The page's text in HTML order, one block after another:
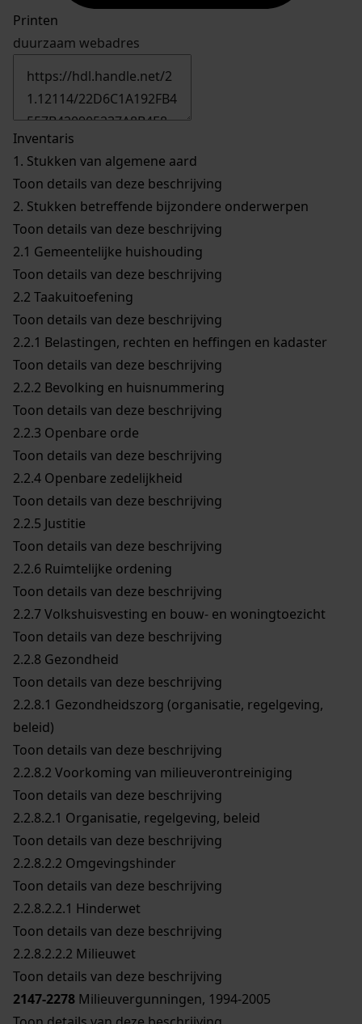
Printen
duurzaam webadres
Inventaris
1. Stukken van algemene aard
Toon details van deze beschrijving
2. Stukken betreffende bijzondere onderwerpen
Toon details van deze beschrijving
2.1 Gemeentelijke huishouding
Toon details van deze beschrijving
2.2 Taakuitoefening
Toon details van deze beschrijving
2.2.1 Belastingen, rechten en heffingen en kadaster
Toon details van deze beschrijving
2.2.2 Bevolking en huisnummering
Toon details van deze beschrijving
2.2.3 Openbare orde
Toon details van deze beschrijving
2.2.4 Openbare zedelijkheid
Toon details van deze beschrijving
2.2.5 Justitie
Toon details van deze beschrijving
2.2.6 Ruimtelijke ordening
Toon details van deze beschrijving
2.2.7Volkshuisvesting en bouw- en woningtoezicht
Toon details van deze beschrijving
2.2.8 Gezondheid
Toon details van deze beschrijving
2.2.8.1 Gezondheidszorg (organisatie, regelgeving,
beleid)
Toon details van deze beschrijving
2.2.8.2 Voorkoming van milieuverontreiniging
Toon details van deze beschrijving
2.2.8.2.1 Organisatie, regelgeving, beleid
Toon details van deze beschrijving
2.2.8.2.2 Omgevingshinder
Toon details van deze beschrijving
2.2.8.2.2.1 Hinderwet
Toon details van deze beschrijving
2.2.8.2.2.2 Milieuwet
Toon details van deze beschrijving
2147-2278 Milieuvergunningen, 1994-2005